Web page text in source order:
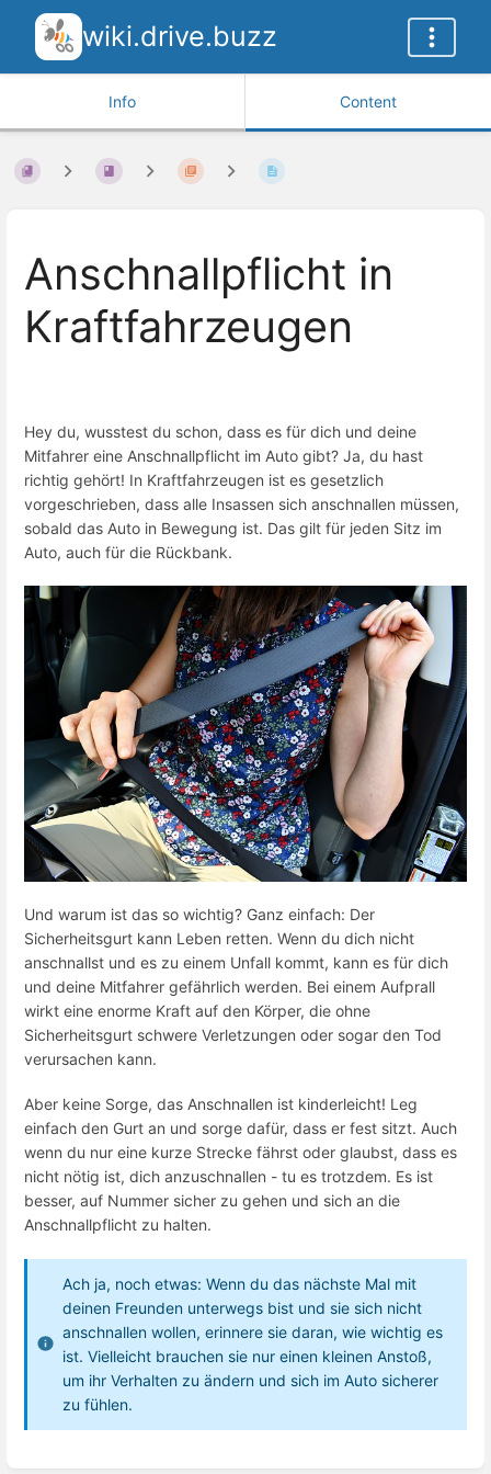
wiki.drive.buzz
Info Content
Anschnallpflicht in
Kraftfahrzeugen
Hey du, wusstest du schon, dass es für dich und deine
Mitfahrer eine Anschnallpflicht im Auto gibt? Ja, du hast
richtig gehört! In Kraftfahrzeugen ist es gesetzlich
vorgeschrieben, dass alle Insassen sich anschnallen müssen,
sobald das Auto in Bewegung ist. Das gilt für jeden Sitz im
Auto, auch für die Rückbank.
Und warum ist das so wichtig? Ganz einfach: Der
Sicherheitsgurt kann Leben retten. Wenn du dich nicht
anschnallst und es zu einem Unfall kommt, kann es für dich
und deine Mitfahrer gefährlich werden. Bei einem Aufprall
wirkt eine enorme Kraft auf den Körper, die ohne
Sicherheitsgurt schwere Verletzungen oder sogar den Tod
verursachen kann.
Aber keine Sorge, das Anschnallen ist kinderleicht! Leg
einfach den Gurt an und sorge dafür, dass er fest sitzt. Auch
wenn du nur eine kurze Strecke fährst oder glaubst, dass es
nicht nötig ist, dich anzuschnallen - tu es trotzdem. Es ist
besser, auf Nummer sicher zu gehen und sich an die
Anschnallpflicht zu halten.
Ach ja, noch etwas: Wenn du das nächste Mal mit
deinen Freunden unterwegs bist und sie sich nicht
anschnallen wollen, erinnere sie daran, wie wichtig es
ist. Vielleicht brauchen sie nur einen kleinen Anstoß,
um ihr Verhalten zu ändern und sich im Auto sicherer
zu fühlen.